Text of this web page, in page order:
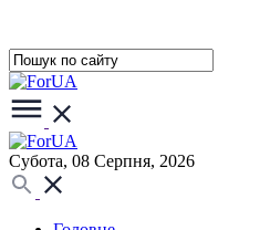
Субота, 08 Серпня, 2026